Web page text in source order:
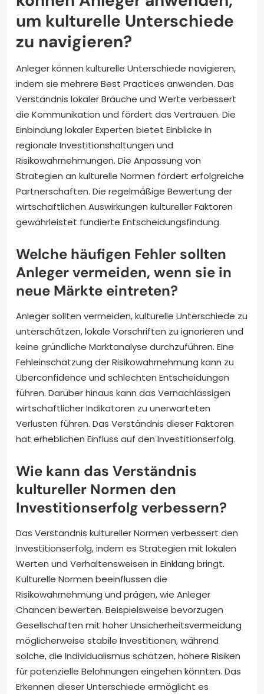
um kulturelle Unterschiede
zu navigieren?
Anleger können kulturelle Unterschiede navigieren,
indem sie mehrere Best Practices anwenden. Das
Verständnis lokaler Bräuche und Werte verbessert
die Kommunikation und fördert das Vertrauen. Die
Einbindung lokaler Experten bietet Einblicke in
regionale Investitionshaltungen und
Risikowahrnehmungen. Die Anpassung von
Strategien an kulturelle Normen fördert erfolgreiche
Partnerschaften. Die regelmäßige Bewertung der
wirtschaftlichen Auswirkungen kultureller Faktoren
gewährleistet fundierte Entscheidungsfindung.
Welche häufigen Fehler sollten
Anleger vermeiden, wenn sie in
neue Märkte eintreten?
Anleger sollten vermeiden, kulturelle Unterschiede zu
unterschätzen, lokale Vorschriften zu ignorieren und
keine gründliche Marktanalyse durchzuführen. Eine
Fehleinschätzung der Risikowahrnehmung kann zu
Überconfidence und schlechten Entscheidungen
führen. Darüber hinaus kann das Vernachlässigen
wirtschaftlicher Indikatoren zu unerwarteten
Verlusten führen. Das Verständnis dieser Faktoren
hat erheblichen Einfluss auf den Investitionserfolg.
Wie kann das Verständnis
kultureller Normen den
Investitionserfolg verbessern?
Das Verständnis kultureller Normen verbessert den
Investitionserfolg, indem es Strategien mit lokalen
Werten und Verhaltensweisen in Einklang bringt.
Kulturelle Normen beeinflussen die
Risikowahrnehmung und prägen, wie Anleger
Chancen bewerten. Beispielsweise bevorzugen
Gesellschaften mit hoher Unsicherheitsvermeidung
möglicherweise stabile Investitionen, während
solche, die Individualismus schätzen, höhere Risiken
für potenzielle Belohnungen eingehen könnten. Das
Erkennen dieser Unterschiede ermöglicht es